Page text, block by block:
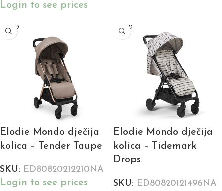
Login to see prices
SOLD
OUT
Elodie Mondo dječija
kolica – Tender Taupe
SKU: ED80820212210NA
Login to see prices
SOLD
OUT
Elodie Mondo dječija
kolica – Tidemark
Drops
SKU: ED80820121496NA